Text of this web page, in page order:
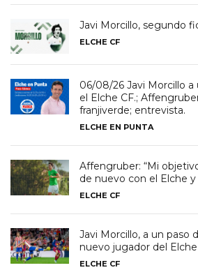
Javi Morcillo, segundo
ELCHE CF
06/08/26 Javi Morcillo
el Elche CF.;
franjiverde; entrevista.
ELCHE EN PUNTA
Affengruber: “Mi
de nuevo con el Elche y
ELCHE CF
Javi Morcillo, a un paso
nuevo jugador del Elche
ELCHE CF